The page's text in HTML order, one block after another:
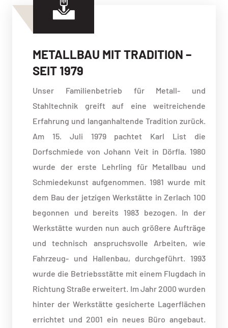
METALLBAU MIT TRADITION –
SEIT 1979
Unser Familienbetrieb für Metall- und
Stahltechnik greift auf eine weitreichende
Erfahrung und langanhaltende Tradition zurück.
Am 15. Juli 1979 pachtet Karl List die
Dorfschmiede von Johann Veit in Dörfla. 1980
wurde der erste Lehrling für Metallbau und
Schmiedekunst aufgenommen. 1981 wurde mit
dem Bau der jetzigen Werkstätte in Zerlach 100
begonnen und bereits 1983 bezogen. In der
Werkstätte wurden nun auch größere Aufträge
und technisch anspruchsvolle Arbeiten, wie
Fahrzeug- und Hallenbau, durchgeführt. 1993
wurde die Betriebsstätte mit einem Flugdach in
Richtung Straße erweitert. Im Jahr 2000 wurden
hinter der Werkstätte gesicherte Lagerflächen
errichtet und 2001 ein neues Büro angebaut.